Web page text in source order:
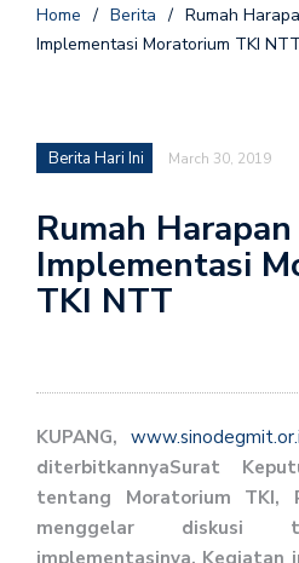
Home / Berita / Rumah
Implementasi Moratorium TKI NTT
Berita Hari Ini March 30, 2019
Rumah
Implementasi
TKI NTT
KUPANG, www.sinodegmit.or.i
diterbitkannyaSurat
tentang Moratorium TKI,
menggelar diskusi
implementasinya.